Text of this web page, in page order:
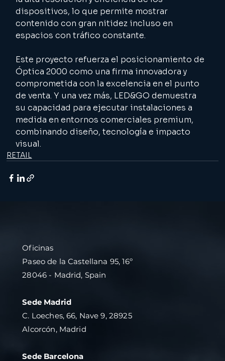
dispositivos, lo que permite mostrar
contenido con gran nitidez incluso en
espacios con tráfico constante.
Este proyecto refuerza el posicionamiento de
Óptica 2000 como una firma innovadora y
comprometida con la excelencia en el punto
de venta. Y una vez más, LED&GO demuestra
su capacidad para ejecutar instalaciones a
medida en entornos comerciales premium,
combinando diseño, tecnología e impacto
visual.
RETAIL
Oficinas
Paseo de la Castellana 95, 16º
28046 - Madrid, Spain
Sede Madrid
C. Loeches, 66, Nave 9, 28925
Alcorcón, Madrid
Sede Barcelona